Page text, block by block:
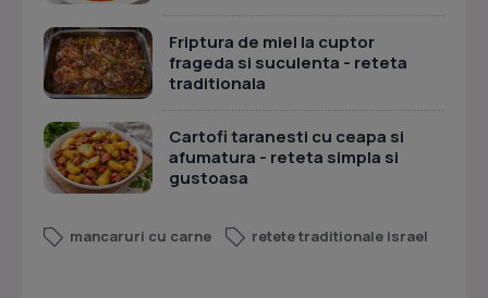
Friptura de miel la cuptor
frageda si suculenta - reteta
traditionala
Cartofi taranesti cu ceapa si
afumatura - reteta simpla si
gustoasa
mancaruri cu carne retete traditionale israel